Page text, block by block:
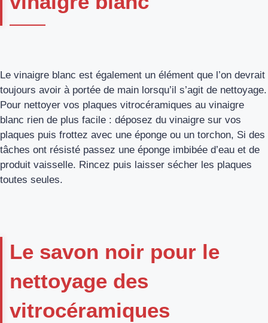
Le vinaigre blanc est également un élément que l’on devrait
toujours avoir à portée de main lorsqu’il s’agit de nettoyage.
Pour nettoyer vos plaques vitrocéramiques au vinaigre
blanc rien de plus facile : déposez du vinaigre sur vos
plaques puis frottez avec une éponge ou un torchon, Si des
tâches ont résisté passez une éponge imbibée d’eau et de
produit vaisselle. Rincez puis laisser sécher les plaques
toutes seules.
Le savon noir pour le
nettoyage des
vitrocéramiques